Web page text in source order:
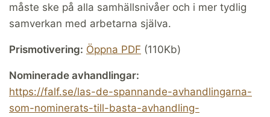
måste ske på alla samhällsnivåer och i mer tydlig
samverkan med arbetarna själva.
Prismotivering: Öppna PDF (110Kb)
Nominerade avhandlingar:
https://falf.se/las-de-spannande-avhandlingarna-
som-nominerats-till-basta-avhandling-